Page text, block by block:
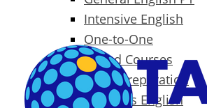
Intensive English
One-to-One
Specialized Courses
Exam Preparation
Business English